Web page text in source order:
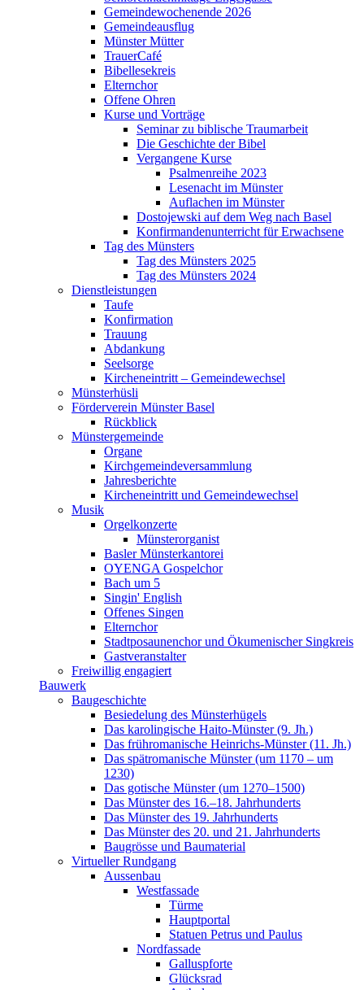
Gemeindewochenende 2026
Gemeindeausflug
Münster Mütter
TrauerCafé
Bibellesekreis
Elternchor
Offene Ohren
Kurse und Vorträge
Seminar zu biblische Traumarbeit
Die Geschichte der Bibel
Vergangene Kurse
Psalmenreihe 2023
Lesenacht im Münster
Auflachen im Münster
Dostojewski auf dem Weg nach Basel
Konfirmandenunterricht für Erwachsene
Tag des Münsters
Tag des Münsters 2025
Tag des Münsters 2024
Dienstleistungen
Taufe
Konfirmation
Trauung
Abdankung
Seelsorge
Kircheneintritt – Gemeindewechsel
Münsterhüsli
Förderverein Münster Basel
Rückblick
Münstergemeinde
Organe
Kirchgemeindeversammlung
Jahresberichte
Kircheneintritt und Gemeindewechsel
Musik
Orgelkonzerte
Münsterorganist
Basler Münsterkantorei
OYENGA Gospelchor
Bach um 5
Singin' English
Offenes Singen
Elternchor
Stadtposaunenchor und Ökumenischer Singkreis
Gastveranstalter
Freiwillig engagiert
Bauwerk
Baugeschichte
Besiedelung des Münsterhügels
Das karolingische Haito-Münster (9. Jh.)
Das frühromanische Heinrichs-Münster (11. Jh.)
Das spätromanische Münster (um 1170 – um
1230)
Das gotische Münster (um 1270–1500)
Das Münster des 16.–18. Jahrhunderts
Das Münster des 19. Jahrhunderts
Das Münster des 20. und 21. Jahrhunderts
Baugrösse und Baumaterial
Virtueller Rundgang
Aussenbau
Westfassade
Türme
Hauptportal
Statuen Petrus und Paulus
Nordfassade
Galluspforte
Glücksrad